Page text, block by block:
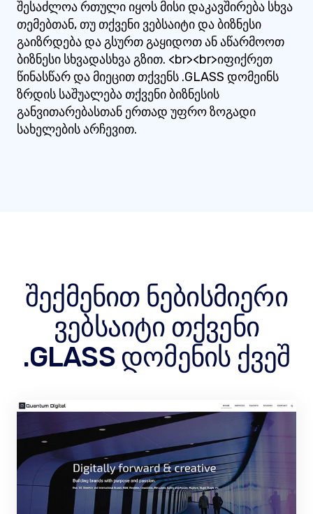
შესაძლოა რთული იყოს მისი დაკავშირება სხვა
თემებთან, თუ თქვენი ვებსაიტი და ბიზნესი
გაიზრდება და გსურთ გაყიდოთ ან აწარმოოთ
ბიზნესი სხვადასხვა გზით. <br><br>იფიქრეთ
წინასწარ და მიეცით თქვენს .GLASS დომეინს
ზრდის საშუალება თქვენი ბიზნესის
განვითარებასთან ერთად უფრო ზოგადი
სახელების არჩევით.
შექმენით ნებისმიერი
ვებსაიტი თქვენი
.GLASS დომენის ქვეშ